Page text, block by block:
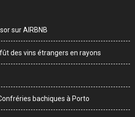
sur AIRBNB
des vins étrangers en rayons
bachiques à Porto